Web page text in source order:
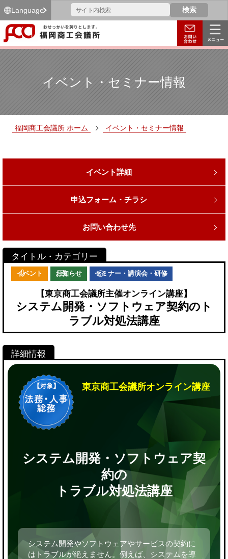
Language
イベント・セミナー情報
福岡商工会議所 ホーム イベント・セミナー情報
イベント詳細
申込フォーム・チラシ
お問い合わせ先
イベント お知らせ セミナー・講演会・研修
【東京商工会議所主催オンライン講座】
システム開発・ソフトウェア契約のト
ラブル対処法講座
東京商工会議所オンライン講座
システム開発・ソフトウェア契
約の
トラブル対処法講座
システム開発やソフトウェアやサービスの契約に
はトラブルが絶えません。例えば、システムを導